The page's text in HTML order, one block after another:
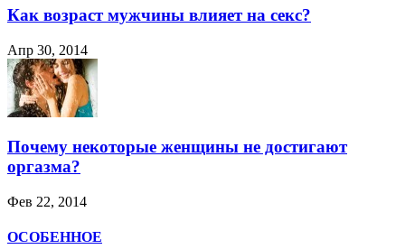
Как возраст мужчины влияет на секс?
Апр 30, 2014
Почему некоторые женщины не достигают
оргазма?
Фев 22, 2014
ОСОБЕННОЕ